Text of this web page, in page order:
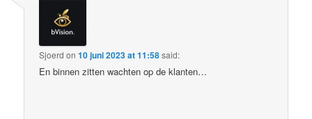
Sjoerd on10 juni 2023 at 11:58said:
En binnen zitten wachten op de klanten…